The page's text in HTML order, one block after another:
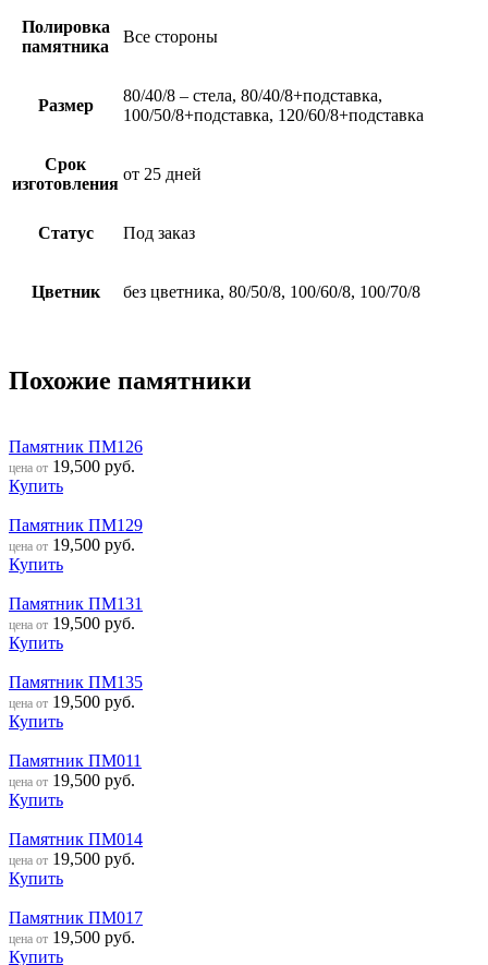
Полировка
памятника
Все стороны
Размер
80/40/8 – стела, 80/40/8+подставка,
100/50/8+подставка, 120/60/8+подставка
Срок
изготовления
от 25 дней
Статус Под заказ
Цветник без цветника, 80/50/8, 100/60/8, 100/70/8
Похожие памятники
Памятник ПМ126
цена от 19,500 руб.
Купить
Памятник ПМ129
цена от 19,500 руб.
Купить
Памятник ПМ131
цена от 19,500 руб.
Купить
Памятник ПМ135
цена от 19,500 руб.
Купить
Памятник ПМ011
цена от 19,500 руб.
Купить
Памятник ПМ014
цена от 19,500 руб.
Купить
Памятник ПМ017
цена от 19,500 руб.
Купить